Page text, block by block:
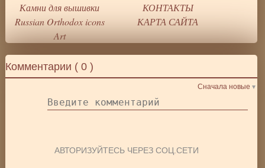
Комментарии (0 )
Сначала новые
АВТОРИЗУЙТЕСЬ ЧЕРЕЗ СОЦ.СЕТИ
Камни для вышивки
КОНТАКТЫ
Russian Orthodox icons
Art
КАРТА САЙТА